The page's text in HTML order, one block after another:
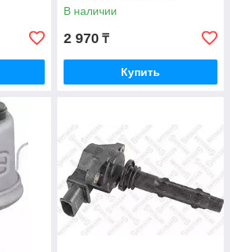
В наличии
2 970 ₸
Купить